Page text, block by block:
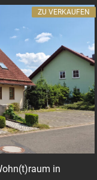
in
ZU VERKAUFEN